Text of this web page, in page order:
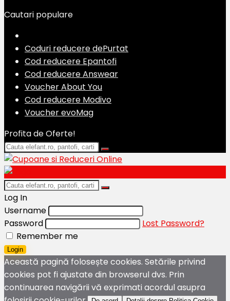
Cautari populare
Coduri reducere dePurtat
Cod reducere Epantofi
Cod reducere Answear
Voucher About You
Cod reducere Modivo
Voucher evoMag
Profita de Oferte!
Log In
Username
Password
Lost Password?
Remember me
Login
Această pagină folosește cookies. Setările privind
cookies pot fi ajustate din browserul dvs. Prin
continuarea navigării vă exprimati acordul asupra